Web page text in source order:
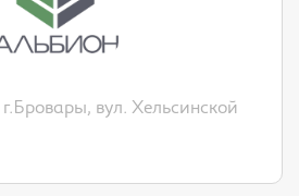
г.Бровары, вул. Хельсинской